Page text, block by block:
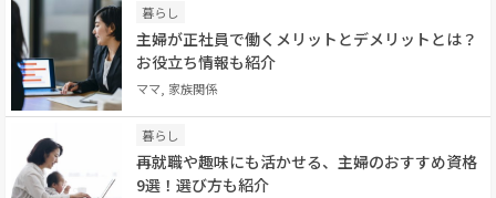
暮らし
主婦が正社員で働くメリットとデメリットとは？
お役立ち情報も紹介
ママ, 家族関係
暮らし
再就職や趣味にも活かせる、主婦のおすすめ資格
9選！選び方も紹介